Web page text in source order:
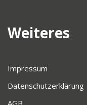
Weiteres
Impressum
Datenschutzerklärung